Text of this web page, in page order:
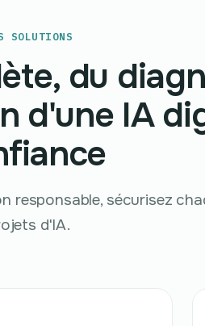
SOLUTIONS
du
d'une IA
responsable, sécurisez
d'IA.